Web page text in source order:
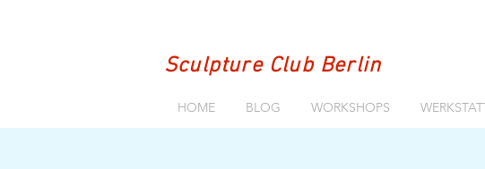
Sculpture Club Berlin
HOME BLOG WORKSHOPS